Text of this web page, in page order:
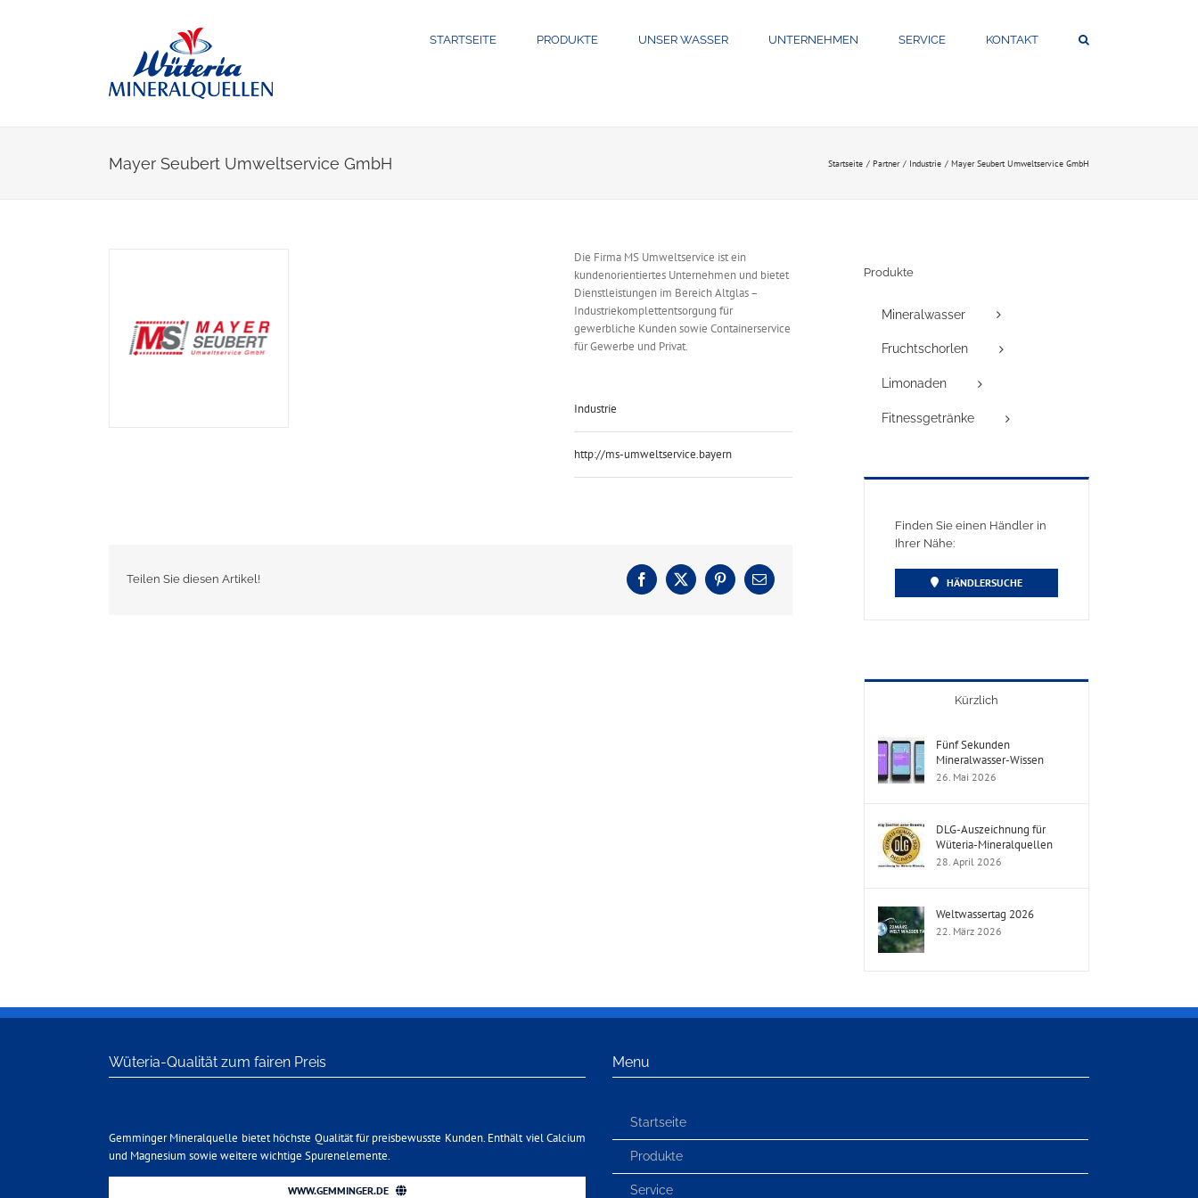
STARTSEITE PRODUKTE UNSER WASSER UNTERNEHMEN SERVICE KONTAKT
Mayer Seubert Umweltservice GmbH Startseite Partner Industrie Mayer Seubert Umweltservice GmbH
Die Firma MS Umweltservice ist ein
kundenorientiertes Unternehmen und bietet
Dienstleistungen im Bereich Altglas –
Industriekomplettentsorgung für
gewerbliche Kunden sowie Containerservice
für Gewerbe und Privat.
Industrie
http://ms-umweltservice.bayern
Teilen Sie diesen Artikel! Facebook
X PinterestE-
Produkte
Mineralwasser
Fruchtschorlen
Limonaden
Fitnessgetränke
Finden Sie einen Händler in
Ihrer Nähe:
HÄNDLERSUCHE
Kürzlich
Fünf Sekunden
Mineralwasser-Wissen
26. Mai 2026
DLG-Auszeichnung für
Wüteria-Mineralquellen
28. April 2026
Weltwassertag 2026
22. März 2026
Wüteria-Qualität zum fairen Preis
Gemminger Mineralquelle bietet höchste Qualität für preisbewusste Kunden. Enthält viel Calcium
und Magnesium sowie weitere wichtige Spurenelemente.
WWW.GEMMINGER.DE
Menu
Startseite
Produkte
Service